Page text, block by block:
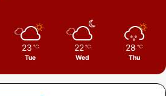
23 ℃
Tue
22 ℃
Wed
28 ℃
Thu